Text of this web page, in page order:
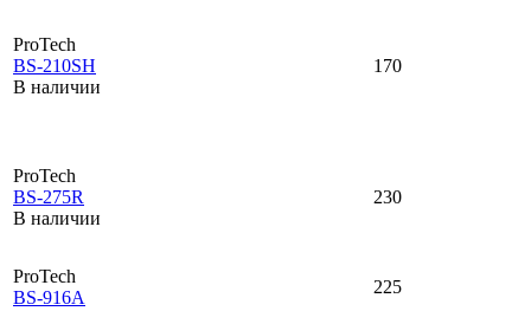
ProTech
BS-210SH
В наличии
170
ProTech
BS-275R
В наличии
230
ProTech
BS-916A
225